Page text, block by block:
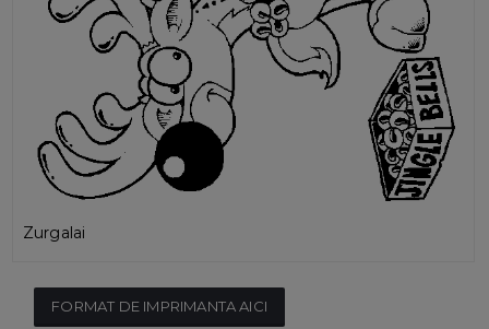
Zurgalai
FORMAT DE IMPRIMANTA AICI